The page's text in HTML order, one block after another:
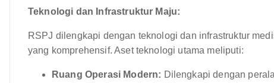
Teknologi dan Infrastruktur Maju:
RSPJ dilengkapi dengan teknologi dan infrastruktur
yang komprehensif. Aset teknologi utama meliputi:
Ruang Operasi Modern: Dilengkapi dengan